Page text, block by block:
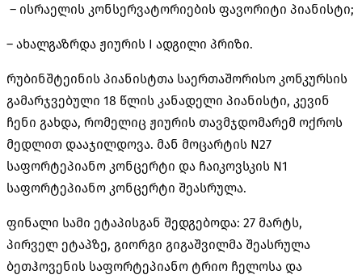
– ისრაელის კონსერვატორიების ფავორიტი პიანისტი;
– ახალგაზრდა ჟიურის I ადგილი პრიზი.
რუბინშტეინის პიანისტთა საერთაშორისო კონკურსის
გამარჯვებული 18 წლის კანადელი პიანისტი, კევინ
ჩენი გახდა, რომელიც ჟიურის თავმჯდომარემ ოქროს
მედლით დააჯილდოვა. მან მოცარტის N27
საფორტეპიანო კონცერტი და ჩაიკოვსკის N1
საფორტეპიანო კონცერტი შეასრულა.
ფინალი სამი ეტაპისგან შედგებოდა: 27 მარტს,
პირველ ეტაპზე, გიორგი გიგაშვილმა შეასრულა
ბეთჰოვენის საფორტეპიანო ტრიო ჩელოსა და